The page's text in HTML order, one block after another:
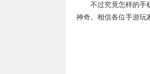
不过究竟怎样的手机
神奇。相信各位手游玩